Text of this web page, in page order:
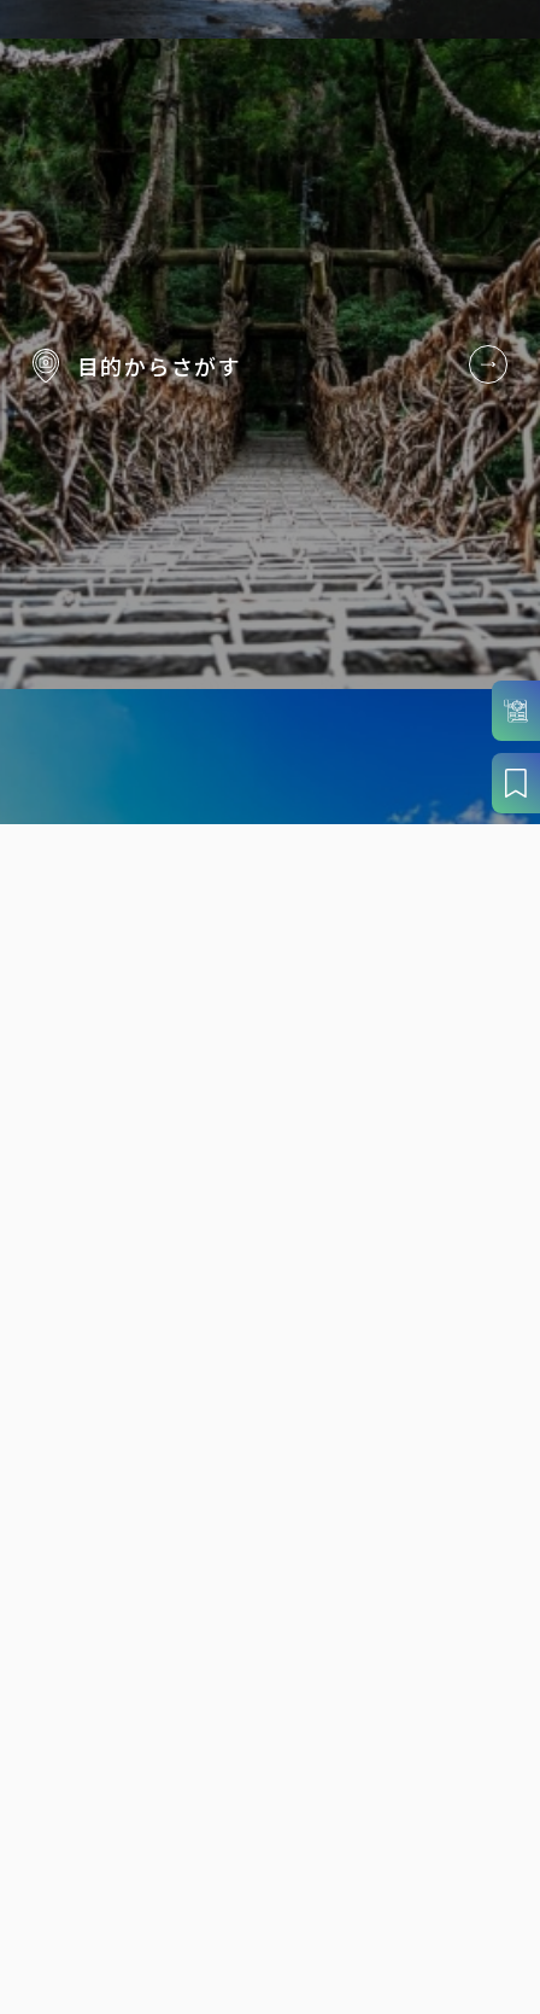
目的からさがす